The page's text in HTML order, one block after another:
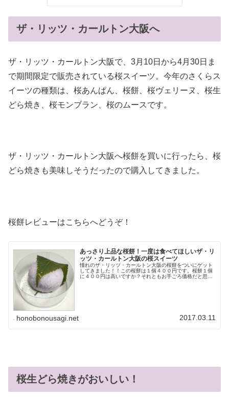
ザ・リッツ・カールトン大阪へ
ザ・リッツ・カールトン大阪で、3月10日から4月30日ま
で期間限定で販売されている桜スイーツ。今年のさくらス
イーツの種類は、桜あんぱん、桜餅、桜ヴェリーヌ、桜生
どら焼き、桜モンブラン、桜のムースです。
ザ・リッツ・カールトン大阪へ桜餅を買いに行ったら、桜
どら焼きも美味しそうだったので購入してきました。
桜餅レビューはこちらへどうぞ！
あっさり上品な桜餅！一度は食べてほしいザ・リ
ッツ・カールトン大阪の桜スイーツ
憧れのザ・リッツ・カールトン大阪の桜餅をついにゲット
してきました！！この桜餅は１個４００円です。桜餅１個
に４００円は高いですか？それともお手ごろ価格だと思い
honobonousagi.net 2017.03.11
桜生どら焼きがおいしい！